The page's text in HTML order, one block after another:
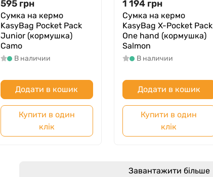
595 грн
Сумка на кермо
KasyBag Pocket Pack
Junior (кормушка)
Camo
В наличии
Додати в кошик
Купити в один
клік
1 194 грн
Сумка на кермо
KasyBag X-Pocket Pack
One hand (кормушка)
Salmon
В наличии
Додати в кошик
Купити в один
клік
Завантажити більше